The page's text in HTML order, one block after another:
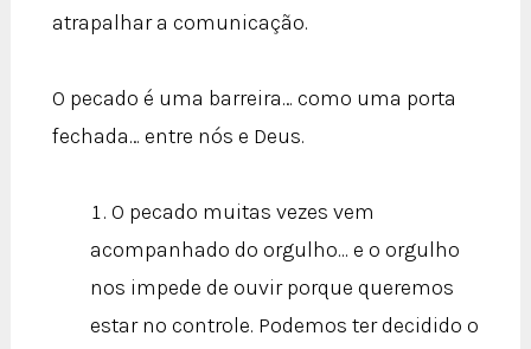
atrapalhar a comunicação.
O pecado é uma barreira… como uma porta
fechada… entre nós e Deus.
O pecado muitas vezes vem
acompanhado do orgulho... e o orgulho
nos impede de ouvir porque queremos
estar no controle. Podemos ter decidido o